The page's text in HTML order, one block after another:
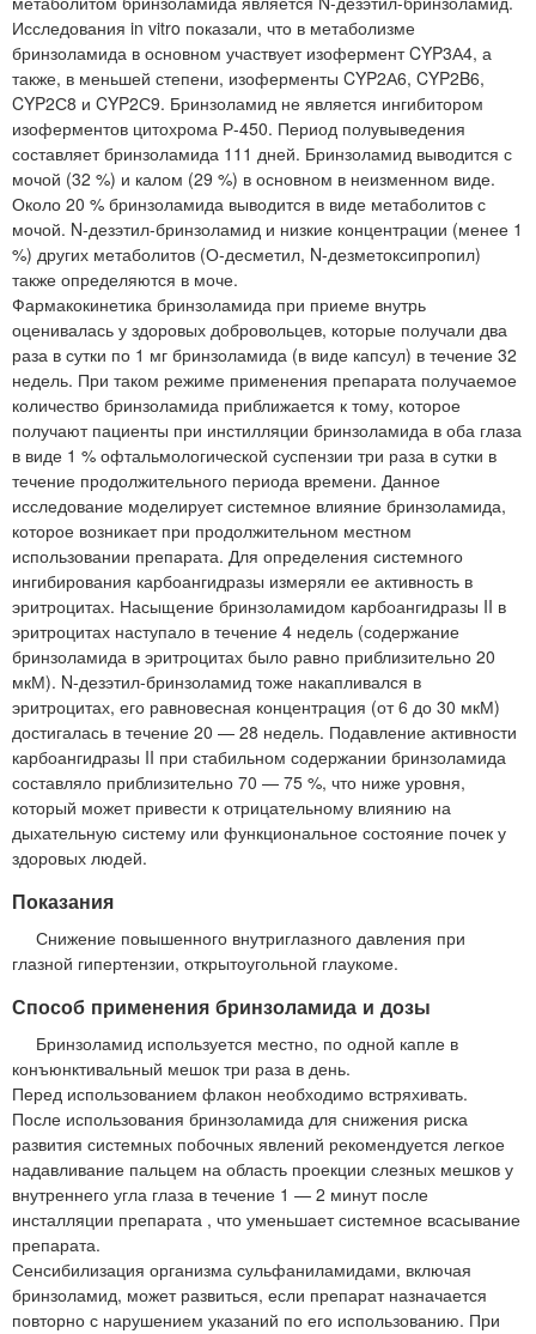
Исследования in vitro показали, что в метаболизме
бринзоламида в основном участвует изофермент CYP3А4, а
также, в меньшей степени, изоферменты CYP2А6, CYP2B6,
CYP2С8 и CYP2С9. Бринзоламид не является ингибитором
изоферментов цитохрома Р-450. Период полувыведения
составляет бринзоламида 111 дней. Бринзоламид выводится с
мочой (32 %) и калом (29 %) в основном в неизменном виде.
Около 20 % бринзоламида выводится в виде метаболитов с
мочой. N-дезэтил-бринзоламид и низкие концентрации (менее 1
%) других метаболитов (О-десметил, N-дезметоксипропил)
также определяются в моче.
Фармакокинетика бринзоламида при приеме внутрь
оценивалась у здоровых добровольцев, которые получали два
раза в сутки по 1 мг бринзоламида (в виде капсул) в течение 32
недель. При таком режиме применения препарата получаемое
количество бринзоламида приближается к тому, которое
получают пациенты при инстилляции бринзоламида в оба глаза
в виде 1 % офтальмологической суспензии три раза в сутки в
течение продолжительного периода времени. Данное
исследование моделирует системное влияние бринзоламида,
которое возникает при продолжительном местном
использовании препарата. Для определения системного
ингибирования карбоангидразы измеряли ее активность в
эритроцитах. Насыщение бринзоламидом карбоангидразы II в
эритроцитах наступало в течение 4 недель (содержание
бринзоламида в эритроцитах было равно приблизительно 20
мкМ). N-дезэтил-бринзоламид тоже накапливался в
эритроцитах, его равновесная концентрация (от 6 до 30 мкМ)
достигалась в течение 20 — 28 недель. Подавление активности
карбоангидразы II при стабильном содержании бринзоламида
составляло приблизительно 70 — 75 %, что ниже уровня,
который может привести к отрицательному влиянию на
дыхательную систему или функциональное состояние почек у
здоровых людей.
Показания
Снижение повышенного внутриглазного давления при
глазной гипертензии, открытоугольной глаукоме.
Способ применения бринзоламида и дозы
Бринзоламид используется местно, по одной капле в
конъюнктивальный мешок три раза в день.
Перед использованием флакон необходимо встряхивать.
После использования бринзоламида для снижения риска
развития системных побочных явлений рекомендуется легкое
надавливание пальцем на область проекции слезных мешков у
внутреннего угла глаза в течение 1 — 2 минут после
инсталляции препарата , что уменьшает системное всасывание
препарата.
Сенсибилизация организма сульфаниламидами, включая
бринзоламид, может развиться, если препарат назначается
повторно с нарушением указаний по его использованию. При